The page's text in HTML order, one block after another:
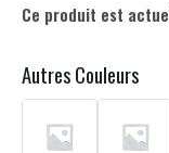
Ce produit est
Autres Couleurs